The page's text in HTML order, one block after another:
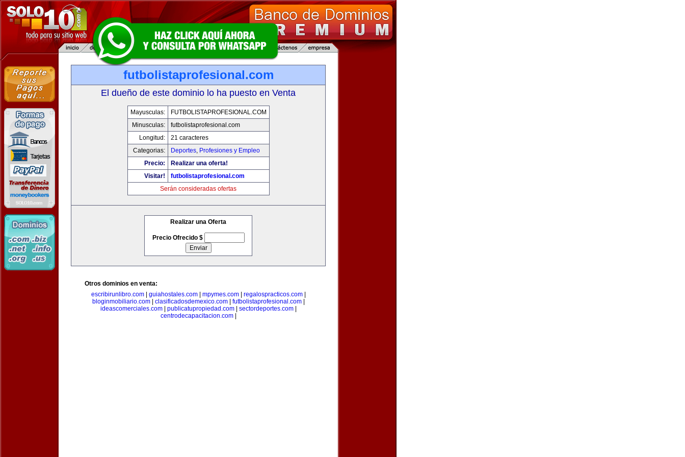
futbolistaprofesional.com
El dueño de este dominio lo ha puesto en Venta
Mayusculas:
FUTBOLISTAPROFESIONAL.COM
Minusculas:
futbolistaprofesional.com
Longitud:
21 caracteres
Categorias:
Deportes, Profesiones y Empleo
Precio:
Realizar una oferta!
Visitar!
futbolistaprofesional.com
Serán consideradas ofertas
Realizar una Oferta
Precio Ofrecido $
Otros dominios en venta:
escribirunlibro.com| guiahostales.com| mpymes.com| regalospracticos.com|
bloginmobiliario.com| clasificadosdemexico.com| futbolistaprofesional.com|
ideascomerciales.com| publicatupropiedad.com| sectordeportes.com|
centrodecapacitacion.com|